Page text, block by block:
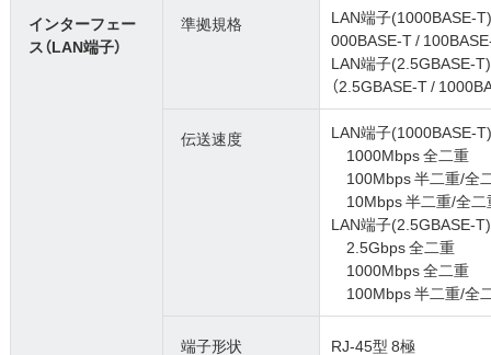
インターフェー
ス（LAN端子）
準拠規格
LAN端子(1000BASE-
000BASE-T /
LAN端子(2.5GBASE-
（2.5GBASE-T /
伝送速度
LAN端子(1000BASE-T)
1000Mbps 全二重
100Mbps 半二重/全
10Mbps 半二重/全二
LAN端子(2.5GBASE-T)
2.5Gbps 全二重
1000Mbps 全二重
100Mbps 半二重/全
端子形状 RJ-45型 8極